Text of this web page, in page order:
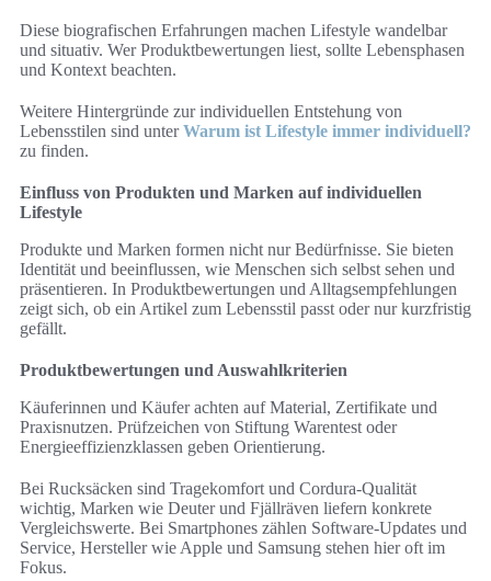
Diese biografischen Erfahrungen machen Lifestyle wandelbar
und situativ. Wer Produktbewertungen liest, sollte Lebensphasen
und Kontext beachten.
Weitere Hintergründe zur individuellen Entstehung von
Lebensstilen sind unterWarum ist Lifestyle immer individuell?
zu finden.
Einfluss von Produkten und Marken auf individuellen
Lifestyle
Produkte und Marken formen nicht nur Bedürfnisse. Sie bieten
Identität und beeinflussen, wie Menschen sich selbst sehen und
präsentieren. In Produktbewertungen und Alltagsempfehlungen
zeigt sich, ob ein Artikel zum Lebensstil passt oder nur kurzfristig
gefällt.
Produktbewertungen und Auswahlkriterien
Käuferinnen und Käufer achten auf Material, Zertifikate und
Praxisnutzen. Prüfzeichen von Stiftung Warentest oder
Energieeffizienzklassen geben Orientierung.
Bei Rucksäcken sind Tragekomfort und Cordura-Qualität
wichtig, Marken wie Deuter und Fjällräven liefern konkrete
Vergleichswerte. Bei Smartphones zählen Software-Updates und
Service, Hersteller wie Apple und Samsung stehen hier oft im
Fokus.